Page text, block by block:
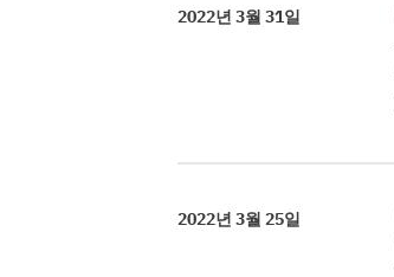
2022년 3월 31일
2022년 3월 25일